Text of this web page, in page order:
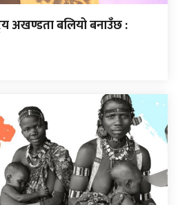
अखण्डता बलियो बनाउँछ :